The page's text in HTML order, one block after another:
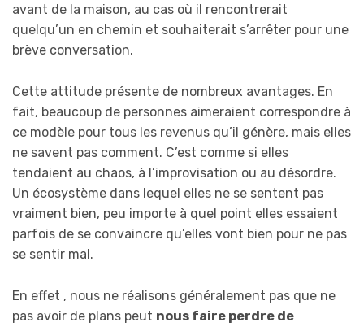
avant de la maison, au cas où il rencontrerait
quelqu’un en chemin et souhaiterait s’arrêter pour une
brève conversation.
Cette attitude présente de nombreux avantages. En
fait, beaucoup de personnes aimeraient correspondre à
ce modèle pour tous les revenus qu’il génère, mais elles
ne savent pas comment. C’est comme si elles
tendaient au chaos, à l’improvisation ou au désordre.
Un écosystème dans lequel elles ne se sentent pas
vraiment bien, peu importe à quel point elles essaient
parfois de se convaincre qu’elles vont bien pour ne pas
se sentir mal.
En effet , nous ne réalisons généralement pas que ne
pas avoir de plans peut nous faire perdre de